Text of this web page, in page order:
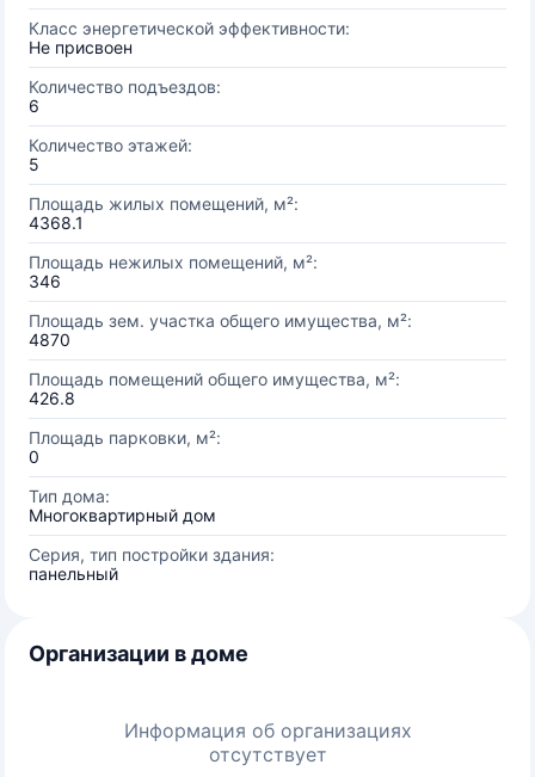
Класс энергетической эффективности:
Не присвоен
Количество подъездов:
6
Количество этажей:
5
Площадь жилых помещений, м²:
4368.1
Площадь нежилых помещений, м²:
346
Площадь зем. участка общего имущества, м²:
4870
Площадь помещений общего имущества, м²:
426.8
Площадь парковки, м²:
0
Тип дома:
Многоквартирный дом
Серия, тип постройки здания:
панельный
Организации в доме
Информация об организациях
отсутствует